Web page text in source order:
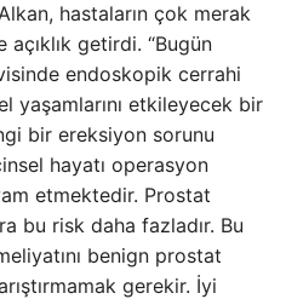
hastaların çok merak
getirdi. “Bugün
endoskopik cerrahi
yaşamlarını etkileyecek bir
bir ereksiyon sorunu
hayatı operasyon
etmektedir. Prostat
bu risk daha fazladır. Bu
benign prostat
gerekir. İyi